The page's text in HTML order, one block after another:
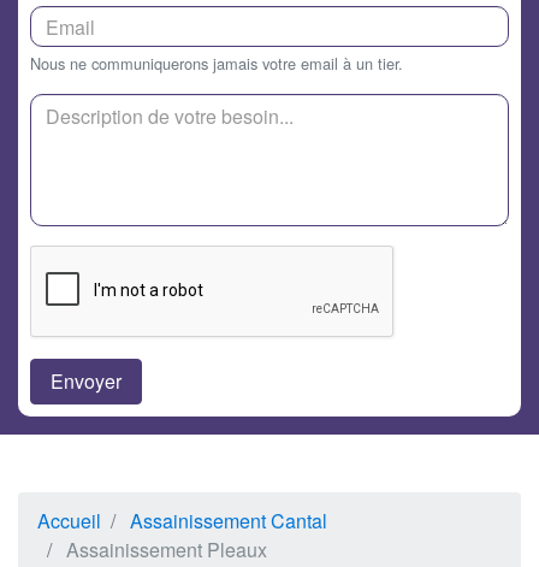
Nous ne communiquerons jamais votre email à un tier.
Accueil
Assainissement Cantal
Assainissement Pleaux